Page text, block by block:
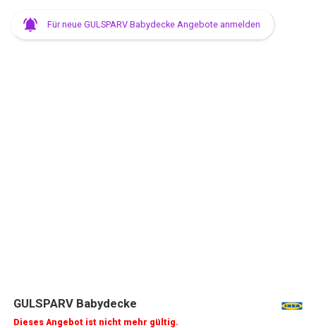
Für neue GULSPARV Babydecke Angebote anmelden
GULSPARV Babydecke
Dieses Angebot ist nicht mehr gültig.